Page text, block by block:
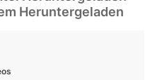
Heruntergeladen